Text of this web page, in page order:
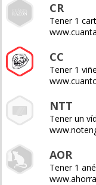
CR
Tener 1
CC
Tener 1
NTT
Tener un
AOR
Tener 1